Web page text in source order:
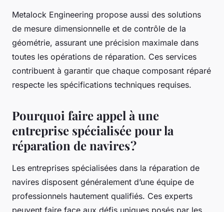
Metalock Engineering propose aussi des solutions
de mesure dimensionnelle et de contrôle de la
géométrie, assurant une précision maximale dans
toutes les opérations de réparation. Ces services
contribuent à garantir que chaque composant réparé
respecte les spécifications techniques requises.
Pourquoi faire appel à une
entreprise spécialisée pour la
réparation de navires ?
Les entreprises spécialisées dans la réparation de
navires disposent généralement d’une équipe de
professionnels hautement qualifiés. Ces experts